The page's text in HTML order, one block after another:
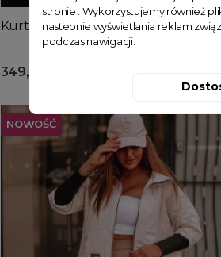
Kurtka z kapturem Classic beżowa
349,99 zł
NOWOŚĆ
stronie . Wykorzystujemy również
nastepnie wyświetlania reklam
podczas nawigacji.